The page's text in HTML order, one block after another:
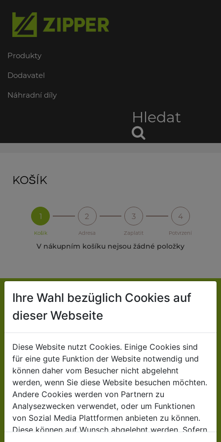
Produkty
Dodavatel
Náhradní díly
Hledat
KOŠÍK
1
Košík
2
Adresa
3
Zaplatit
4
Potvrzení
V nákupním košíku nejsou žádné položky
KONTAKT
Partneři ZIPPER dodávají stroje a příslušenství
našim zákazníkům.
ZIPPER MASCHINEN
Gewerbepark 8
4707 Schlüßlberg
Ihre Wahl bezüglich Cookies auf
dieser Webseite
Diese Website nutzt Cookies. Einige Cookies sind
für eine gute Funktion der Website notwendig und
können daher vom Besucher nicht abgelehnt
werden, wenn Sie diese Website besuchen möchten.
Andere Cookies werden von Partnern zu
Analysezwecken verwendet, oder um Funktionen
von Sozial Media Plattformen anbieten zu können.
Diese können auf Wunsch abgelehnt werden. Sofern